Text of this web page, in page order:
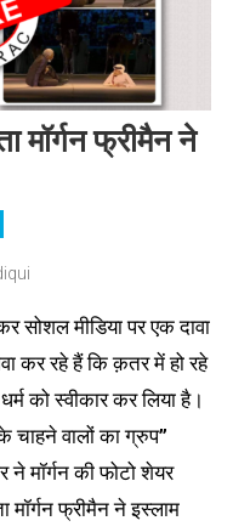
मॉर्गनफ्रीमैन ने
सोशल मीडिया पर एक दावा
कर रहे हैं कि क़तर में हो रहे
को स्वीकार कर लिया है।
चाहने वालों का ग्रुप”
मॉर्गन की फोटो शेयर
मॉर्गन फ्रीमैन ने इस्लाम